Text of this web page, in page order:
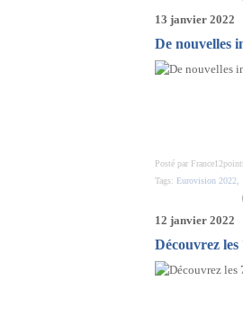
13 janvier 2022
De nouvelles
Posté par
Tags: Eurovision 2022
12 janvier 2022
Découvrez